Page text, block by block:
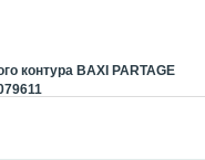
контура BAXI PARTAGE